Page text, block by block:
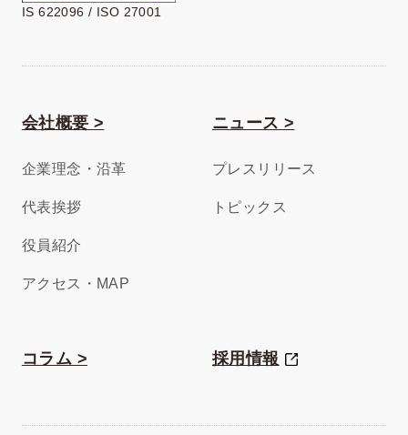
IS 622096 / ISO 27001
会社概要 >
企業理念・沿革
代表挨拶
役員紹介
アクセス・MAP
ニュース >
プレスリリース
トピックス
コラム > 採用情報